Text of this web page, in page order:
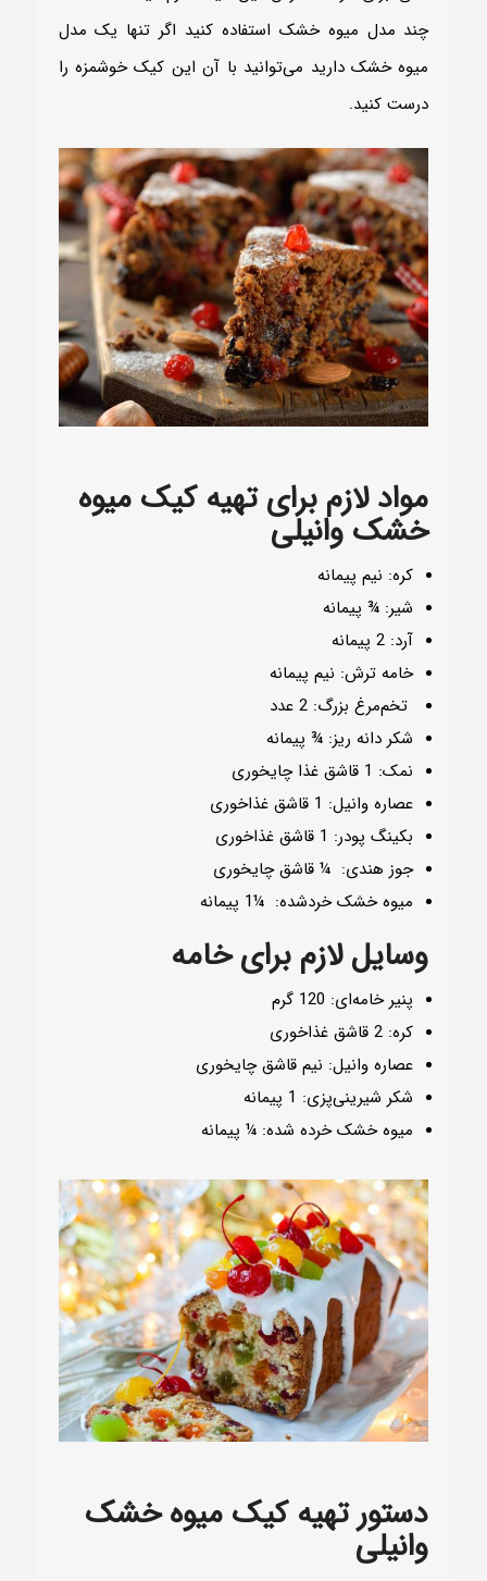
چند مدل میوه خشک استفاده کنید اگر تنها یک مدل
میوه خشک دارید می‌توانید با آن این کیک خوشمزه را
درست کنید.
مواد لازم برای تهیه کیک میوه
خشک وانیلی
کره: نیم پیمانه
شیر: ¾ پیمانه
آرد: 2 پیمانه
خامه ترش: نیم پیمانه
تخم‌مرغ بزرگ: 2 عدد
شکر دانه ریز: ¾ پیمانه
نمک: 1 قاشق غذا چایخوری
عصاره وانیل: 1 قاشق غذاخوری
بکینگ پودر: 1 قاشق غذاخوری
جوز هندی: ¼ قاشق چایخوری
میوه خشک خردشده: ¼1 پیمانه
وسایل لازم برای خامه
پنیر خامه‌ای: 120 گرم
کره: 2 قاشق غذاخوری
عصاره وانیل: نیم قاشق چایخوری
شکر شیرینی‌پزی: 1 پیمانه
میوه خشک خرده شده: ¼ پیمانه
دستور تهیه کیک میوه خشک
وانیلی